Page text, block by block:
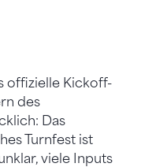
offizielle Kickoff-
des
Das
Turnfest ist
viele Inputs